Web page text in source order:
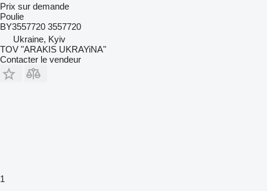
Prix sur demande
Poulie
BY3557720 3557720
Ukraine, Kyiv
TOV "ARAKIS UKRAYiNA"
Contacter le vendeur
1